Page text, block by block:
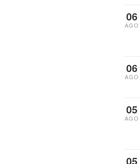
06
AGO
06
AGO
05
AGO
05